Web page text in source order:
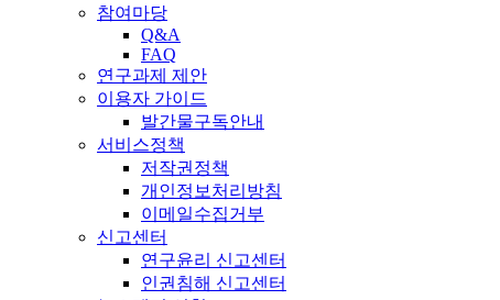
참여마당
Q&A
FAQ
연구과제 제안
이용자 가이드
발간물구독안내
서비스정책
저작권정책
개인정보처리방침
이메일수집거부
신고센터
연구윤리 신고센터
인권침해 신고센터